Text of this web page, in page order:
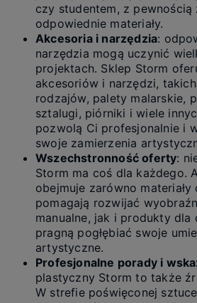
czy studentem, z pewnością
odpowiednie materiały.
Akcesoria i narzędzia:
narzędzia mogą uczynić
projektach. Sklep Storm
akcesoriów i narzędzi,
rodzajów, palety malarskie,
sztalugi, piórniki i wiele
pozwolą Ci profesjonalnie i
swoje zamierzenia
Wszechstronność oferty:
Storm ma coś dla każdego.
obejmuje zarówno
pomagają rozwijać
manualne, jak i produkty dla
pragną pogłębiać swoje
artystyczne.
Profesjonalne porady i
plastyczny Storm to także
W strefie poświęconej